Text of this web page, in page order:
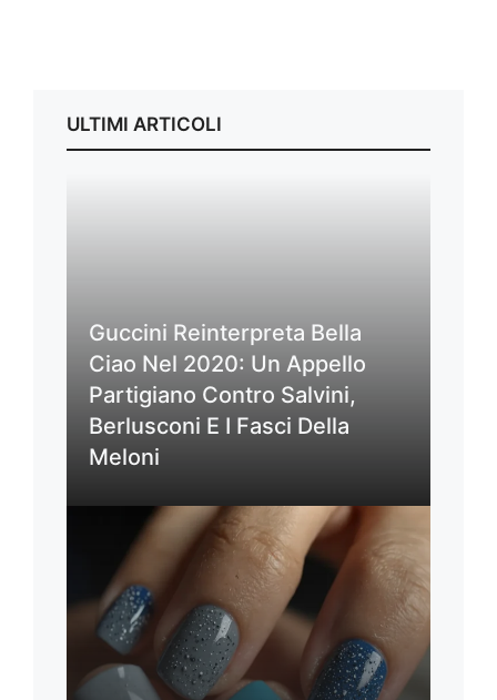
ULTIMI ARTICOLI
Guccini Reinterpreta Bella
Ciao Nel 2020: Un Appello
Partigiano Contro Salvini,
Berlusconi E I Fasci Della
Meloni